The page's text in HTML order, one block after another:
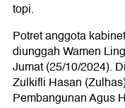
topi.
Potret anggota
diunggah Wamen
Jumat (25/10/2024).
Zulkifli Hasan
Pembangunan Agus